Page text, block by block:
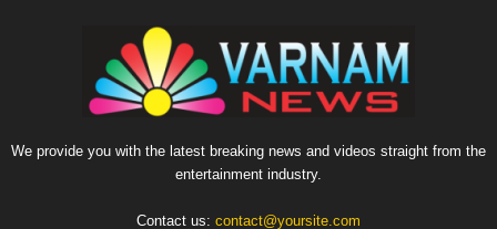
We provide you with the latest breaking news and videos straight from the
entertainment industry.
Contact us: contact@yoursite.com